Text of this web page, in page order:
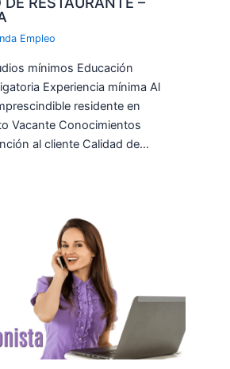
Empleo
mínimos Educación
Experiencia mínima Al
residente en
Vacante Conocimientos
al cliente Calidad de…